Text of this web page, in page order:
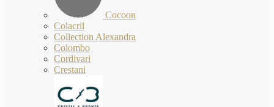
Cocoon
Colacril
Collection Alexandra
Colombo
Cordivari
Crestani